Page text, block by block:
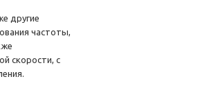
другие
частоты,
скорости, с